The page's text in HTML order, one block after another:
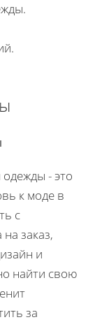
- это
к моде в
с
заказ,
и
найти свою
за